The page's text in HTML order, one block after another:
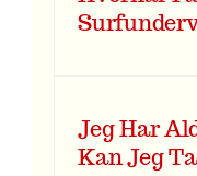
Jeg Har
Kan Jeg